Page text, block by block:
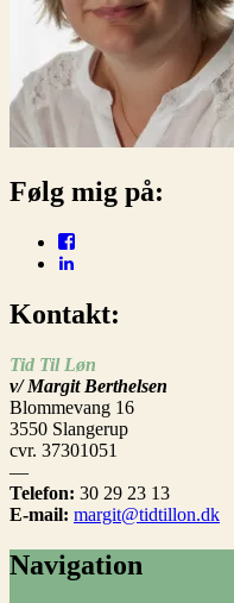
Følg mig på:
Kontakt:
Tid Til Løn
v/ Margit Berthelsen
Blommevang 16
3550 Slangerup
cvr. 37301051
—
Telefon: 30 29 23 13
E-mail: margit@tidtillon.dk
Navigation